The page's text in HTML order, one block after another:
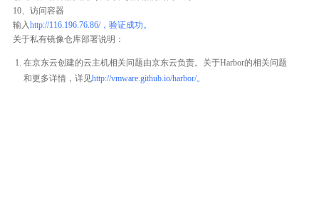
10、访问容器
输入 http://116.196.76.86/，验证成功。
关于私有镜像仓库部署说明：
在京东云创建的云主机相关问题由京东云负责。关于Harbor的相关问题
和更多详情，详见http://vmware.github.io/harbor/。